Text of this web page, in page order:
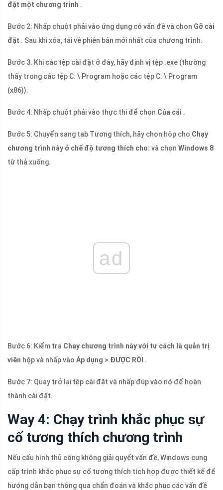
đặt một chương trình .
Bước 2: Nhấp chuột phải vào ứng dụng có vấn đề và chọn Gỡ cài
đặt . Sau khi xóa, tải về phiên bản mới nhất của chương trình.
Bước 3: Khi các tệp cài đặt ở đây, hãy định vị tệp .exe (thường
thấy trong các tệp C: \ Program hoặc các tệp C: \ Program
(x86)).
Bước 4: Nhấp chuột phải vào thực thi để chọn Của cải .
Bước 5: Chuyển sang tab Tương thích, hãy chọn hộp cho Chạy
chương trình này ở chế độ tương thích cho: và chọn Windows 8
từ thả xuống.
ad
Bước 6: Kiểm tra Chạy chương trình này với tư cách là quản trị
viên hộp và nhấp vào Áp dụng > ĐƯỢC RỒI .
Bước 7: Quay trở lại tệp cài đặt và nhấp đúp vào nó để hoàn
thành cài đặt.
Way 4: Chạy trình khắc phục sự
cố tương thích chương trình
Nếu cấu hình thủ công không giải quyết vấn đề, Windows cung
cấp trình khắc phục sự cố tương thích tích hợp được thiết kế để
hướng dẫn bạn thông qua chẩn đoán và khắc phục các vấn đề